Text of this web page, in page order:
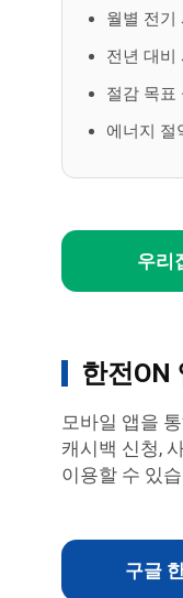
월별 전기
전년 대비
절감 목표
에너지 절
우리
한전ON
모바일 앱을
캐시백 신청,
이용할 수 있
구글